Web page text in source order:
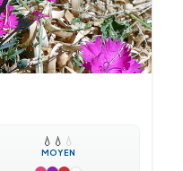
💧 💧 💧
MOYEN